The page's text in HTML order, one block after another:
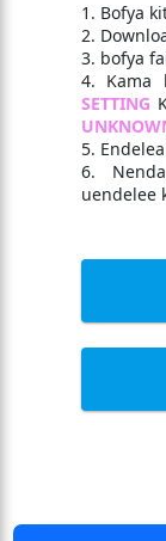
1. Bofya
2.
3. bofya
4. Kama
SETTING
5.
6.
uendelee